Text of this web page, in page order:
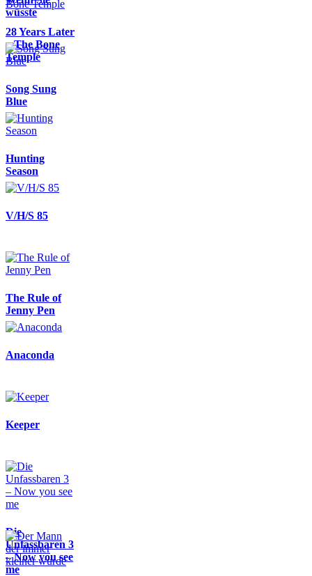
wüsste
28 Years Later
– The Bone
Temple
Song Sung
Blue
Hunting
Season
V/H/S 85
The Rule of
Jenny Pen
Anaconda
Keeper
Die
Unfassbaren 3
– Now you see
me